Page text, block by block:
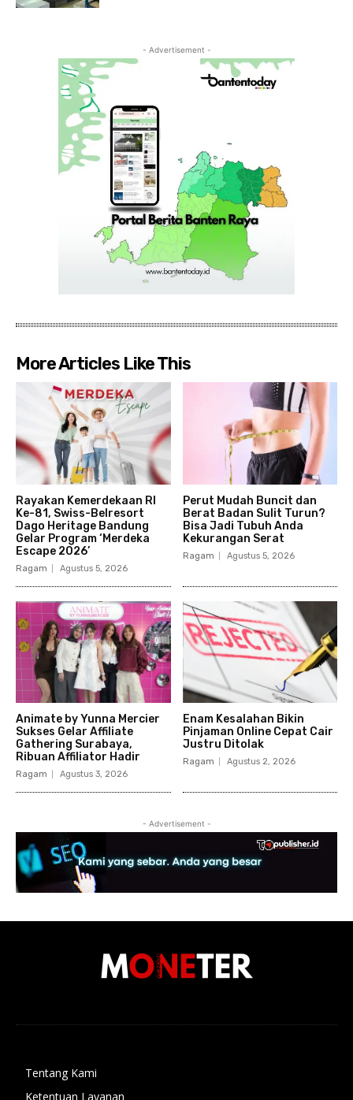
- Advertisement -
More Articles Like This
Rayakan Kemerdekaan RI
Ke-81, Swiss-Belresort
Dago Heritage Bandung
Gelar Program ‘Merdeka
Escape 2026’
Ragam Agustus 5, 2026
Perut Mudah Buncit dan
Berat Badan Sulit Turun?
Bisa Jadi Tubuh Anda
Kekurangan Serat
Ragam Agustus 5, 2026
Animate by Yunna Mercier
Sukses Gelar Affiliate
Gathering Surabaya,
Ribuan Affiliator Hadir
Ragam Agustus 3, 2026
Enam Kesalahan Bikin
Pinjaman Online Cepat Cair
Justru Ditolak
Ragam Agustus 2, 2026
- Advertisement -
Tentang Kami
Ketentuan Layanan